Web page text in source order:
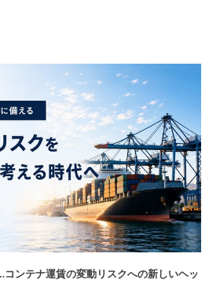
ンテナ運賃の変動リスクへの新しいヘッ